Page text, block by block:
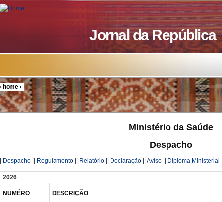
Skip to main content
Jornal da República
You are here
›home›
Ministério da Saúde
Despacho
| Despacho || Regulamento || Relatório || Declaração || Aviso || Diploma Ministerial
2026
NUMÉRO DESCRIÇÃO